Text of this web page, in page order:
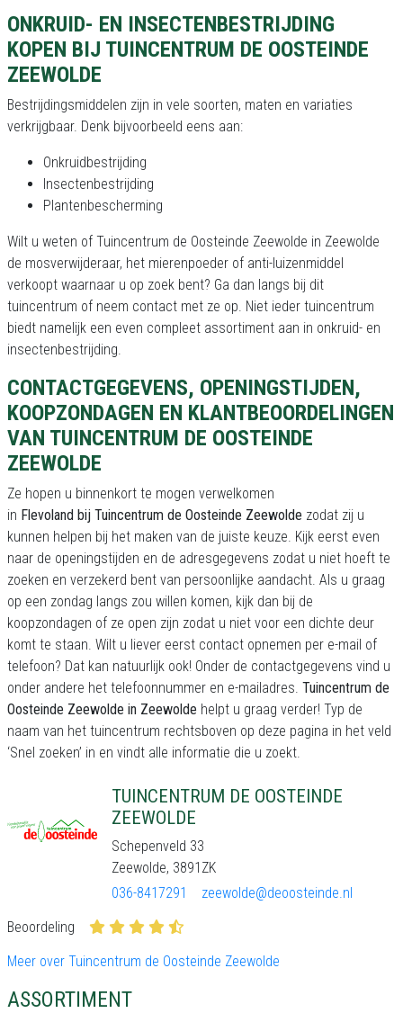
ONKRUID- EN INSECTENBESTRIJDING
KOPEN BIJ TUINCENTRUM DE OOSTEINDE
ZEEWOLDE
Bestrijdingsmiddelen zijn in vele soorten, maten en variaties
verkrijgbaar. Denk bijvoorbeeld eens aan:
Onkruidbestrijding
Insectenbestrijding
Plantenbescherming
Wilt u weten of Tuincentrum de Oosteinde Zeewolde in Zeewolde
de mosverwijderaar, het mierenpoeder of anti-luizenmiddel
verkoopt waarnaar u op zoek bent? Ga dan langs bij dit
tuincentrum of neem contact met ze op. Niet ieder tuincentrum
biedt namelijk een even compleet assortiment aan in onkruid- en
insectenbestrijding.
CONTACTGEGEVENS, OPENINGSTIJDEN,
KOOPZONDAGEN EN KLANTBEOORDELINGEN
VAN TUINCENTRUM DE OOSTEINDE
ZEEWOLDE
Ze hopen u binnenkort te mogen verwelkomen
in Flevoland bij Tuincentrum de Oosteinde Zeewolde zodat zij u
kunnen helpen bij het maken van de juiste keuze. Kijk eerst even
naar de openingstijden en de adresgegevens zodat u niet hoeft te
zoeken en verzekerd bent van persoonlijke aandacht. Als u graag
op een zondag langs zou willen komen, kijk dan bij de
koopzondagen of ze open zijn zodat u niet voor een dichte deur
komt te staan. Wilt u liever eerst contact opnemen per e-mail of
telefoon? Dat kan natuurlijk ook! Onder de contactgegevens vind u
onder andere het telefoonnummer en e-mailadres. Tuincentrum de
Oosteinde Zeewolde in Zeewolde helpt u graag verder! Typ de
naam van het tuincentrum rechtsboven op deze pagina in het veld
‘Snel zoeken’ in en vindt alle informatie die u zoekt.
TUINCENTRUM DE OOSTEINDE
ZEEWOLDE
Schepenveld 33
Zeewolde, 3891ZK
036-8417291
zeewolde@deoosteinde.nl
Beoordeling
Meer over Tuincentrum de Oosteinde Zeewolde
ASSORTIMENT